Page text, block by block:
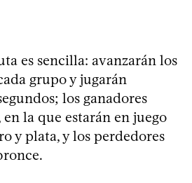
es sencilla: avanzarán los
grupo y jugarán
los ganadores
la que estarán en juego
y plata, y los perdedores